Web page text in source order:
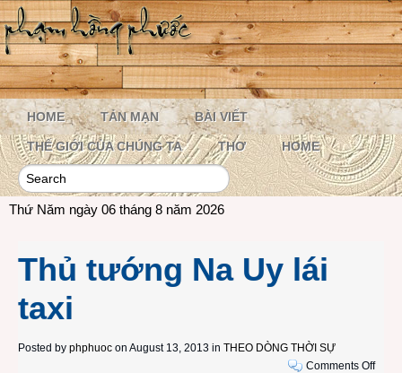
HOME TẢN MẠN BÀI VIẾT
THẾ GIỚI CỦA CHÚNG TA THƠ HOME
Thứ Năm ngày 06 tháng 8 năm 2026
Thủ tướng Na Uy lái
taxi
Posted by phphuoc on August 13, 2013 in THEO DÒNG THỜI SỰ
Comments Offon